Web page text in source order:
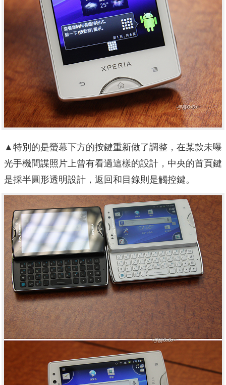
▲特別的是螢幕下方的按鍵重新做了調整，在某款未曝
光手機間諜照片上曾有看過這樣的設計，中央的首頁鍵
是採半圓形透明設計，返回和目錄則是觸控鍵。